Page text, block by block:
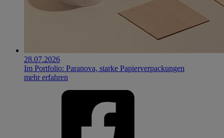
28.07.2026
Im Portfolio: Paranova, starke Papierverpackungen
mehr erfahren